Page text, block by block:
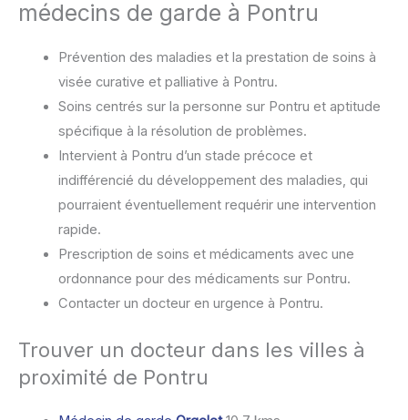
médecins de garde à Pontru
Prévention des maladies et la prestation de soins à
visée curative et palliative à Pontru.
Soins centrés sur la personne sur Pontru et aptitude
spécifique à la résolution de problèmes.
Intervient à Pontru d’un stade précoce et
indifférencié du développement des maladies, qui
pourraient éventuellement requérir une intervention
rapide.
Prescription de soins et médicaments avec une
ordonnance pour des médicaments sur Pontru.
Contacter un docteur en urgence à Pontru.
Trouver un docteur dans les villes à
proximité de Pontru